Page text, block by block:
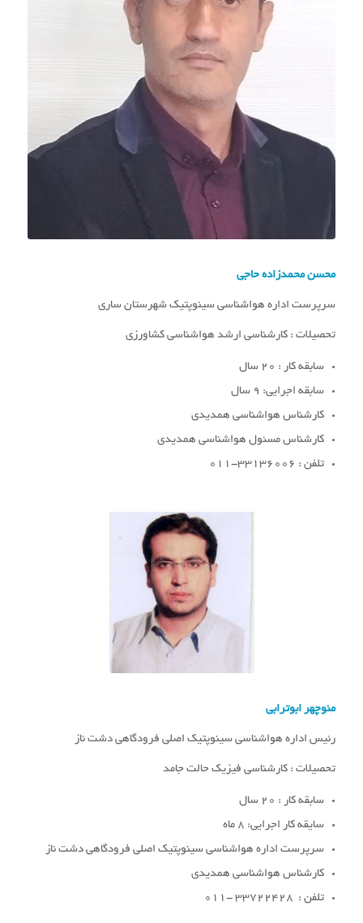
محسن محمدزاده حاجی
سرپرست اداره هواشناسی سینوپتیک شهرستان ساری
تحصیلات : کارشناسی ارشد هواشناسی کشاورزی
سابقه کار : 20 سال
سابقه اجرایی: 9 سال
کارشناس هواشناسی همدیدی
کارشناس مسئول هواشناسی همدیدی
تلفن : 33136006-011
منوچهر ابوترابی
رئیس اداره هواشناسی سینوپتیک اصلی فرودگاهی دشت ناز
تحصیلات : کارشناسی فیزیک حالت جامد
سابقه کار : 20 سال
سایقه کار اجرایی: 8 ماه
سرپرست اداره هواشناسی سینوپتیک اصلی فرودگاهی دشت ناز
کارشناس هواشناسی همدیدی
تلفن : 33722428 -011